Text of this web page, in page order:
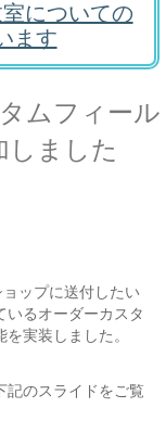
についての
ます
ムフィール
しました
ップに送付したい
いるオーダーカスタ
実装しました。
記のスライドをご覧